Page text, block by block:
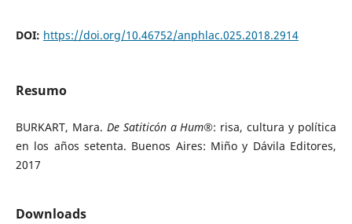
DOI: https://doi.org/10.46752/anphlac.025.2018.2914
Resumo
BURKART, Mara. De Satiticón a Hum®: risa, cultura y política
en los años setenta. Buenos Aires: Miño y Dávila Editores,
2017
Downloads